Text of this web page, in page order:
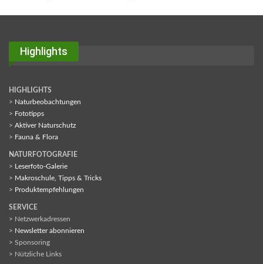
Highlights
HIGHLIGHTS
> Naturbeobachtungen
> Fototipps
> Aktiver Naturschutz
> Fauna & Flora
NATURFOTOGRAFIE
> Leserfoto-Galerie
> Makroschule, Tipps & Tricks
> Produktempfehlungen
SERVICE
> Netzwerkadressen
> Newsletter abonnieren
> Sponsoring
> Nützliche Links